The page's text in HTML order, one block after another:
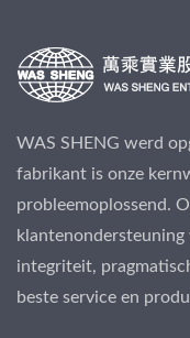
WAS SHENG werd
fabrikant is onze
probleemoplossend.
integriteit,
beste service en